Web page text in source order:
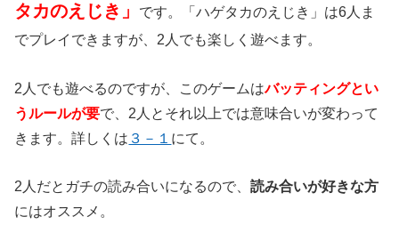
タカのえじき」
です。「ハゲタカのえじき」は6人ま
でプレイできますが、2人でも楽しく遊べます。
2人でも遊べるのですが、このゲームはバッティングとい
うルールが要で、2人とそれ以上では意味合いが変わって
きます。詳しくは ３－１ にて。
2人だとガチの読み合いになるので、読み合いが好きな方
にはオススメ。